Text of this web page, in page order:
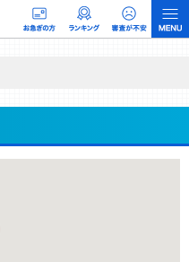
の調査／ユーザーへの口コミ収集な
ています。